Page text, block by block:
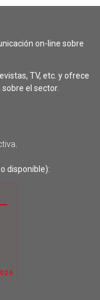
on-line sobre
TV, etc. y ofrece
el sector.
disponible):